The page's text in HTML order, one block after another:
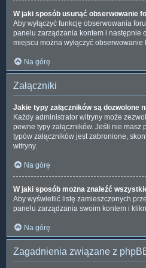
W jaki sposób usunąć obserwowanie
Aby wyłączyć funkcję obserwowania
panelu zarządzania kontem i następnie
miejscu można wyłączyć obserwowanie
Na górę
Załączniki
Jakie typy załączników są dozwolone
Każdy administrator witryny może
pewne typy załączników. Jeśli nie
typów załączników jest zabronione,
witryny.
Na górę
W jaki sposób można znaleźć
Aby wyświetlić listę zamieszczonych
panelu zarządzania swoim kontem i
Na górę
Zagadnienia związane z